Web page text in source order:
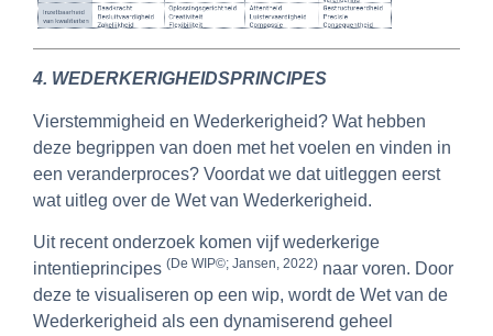
4. WEDERKERIGHEIDSPRINCIPES
Vierstemmigheid en Wederkerigheid? Wat hebben
deze begrippen van doen met het voelen en vinden in
een veranderproces? Voordat we dat uitleggen eerst
wat uitleg over de Wet van Wederkerigheid.
Uit recent onderzoek komen vijf wederkerige
intentieprincipes (De WIP©; Jansen, 2022) naar voren. Door
deze te visualiseren op een wip, wordt de Wet van de
Wederkerigheid als een dynamiserend geheel